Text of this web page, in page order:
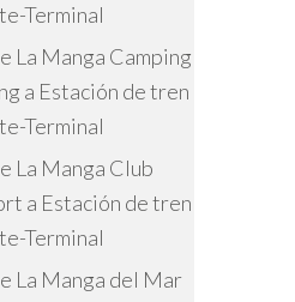
Terminal
La Manga Camping
a Estación de tren
Terminal
La Manga Club
a Estación de tren
Terminal
La Manga del Mar